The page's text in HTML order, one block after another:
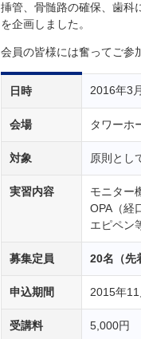
挿管、骨髄路の確保、歯科
を企画しました。
会員の皆様には奮ってご参
日時 2016年3
会場 タワーホ
対象 原則とし
実習内容
モニター
OPA（経
エピペン
募集定員 20名（先
申込期間 2015年
受講料 5,000円